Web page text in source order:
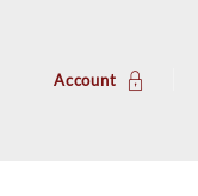
Account